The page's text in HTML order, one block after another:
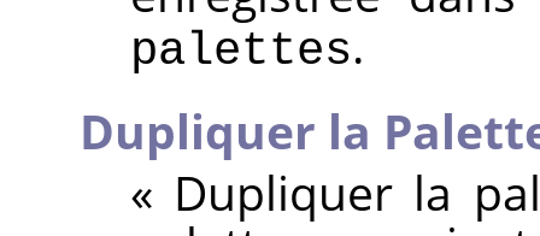
palettes.
Dupliquer la
« Dupliquer la